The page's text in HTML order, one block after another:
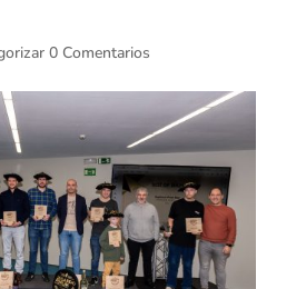
0 Comentarios